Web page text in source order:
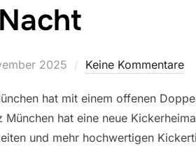
Nacht
2025 Keine Kommentare
hat mit einem offenen
hat eine neue
und mehr hochwertigen